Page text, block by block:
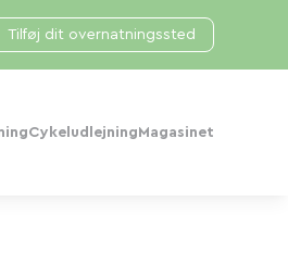
Cykeludlejning Magasinet
Tilføj dit overnatningssted